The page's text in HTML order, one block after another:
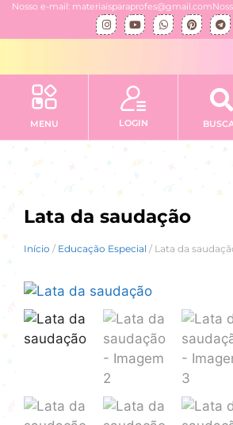
Nosso e-mail: materiaisparaprofes@gmail.com
MENU LOGIN
Lata da saudação
Início / Educação Especial / Lata da